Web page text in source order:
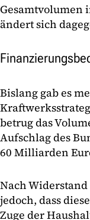
Gesamtvolumen
ändert sich
Bislang gab es
betrug das
Aufschlag des
60 Milliarden
Nach
jedoch, dass
Zuge der